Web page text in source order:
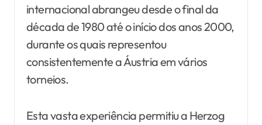
internacional abrangeu desde o final da
década de 1980 até o início dos anos 2000,
durante os quais representou
consistentemente a Áustria em vários
torneios.
Esta vasta experiência permitiu a Herzog